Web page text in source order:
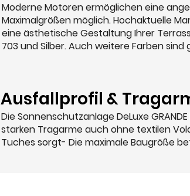
Moderne Motoren ermöglichen eine
Maximalgrößen möglich. Hochaktuelle
eine ästhetische Gestaltung Ihrer
703 und Silber. Auch weitere Farben
Ausfallprofil &
Die Sonnenschutzanlage DeLuxe
starken Tragarme auch ohne textilen
Tuches sorgt- Die maximale Baugröße